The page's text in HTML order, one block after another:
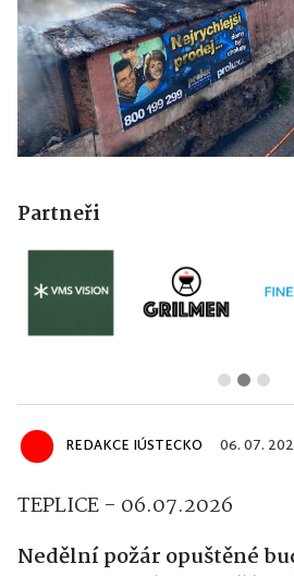
Partneři
REDAKCE IÚSTECKO 06. 07.
TEPLICE - 06.07.2026
Nedělní požár opuštěné